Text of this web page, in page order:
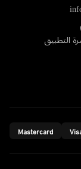
التطبيق
Mastercard